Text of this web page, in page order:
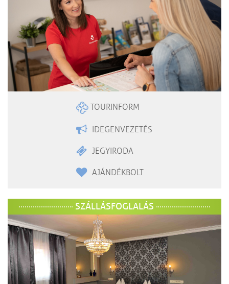
TOURINFORM
IDEGENVEZETÉS
JEGYIRODA
AJÁNDÉKBOLT
SZÁLLÁSFOGLALÁS